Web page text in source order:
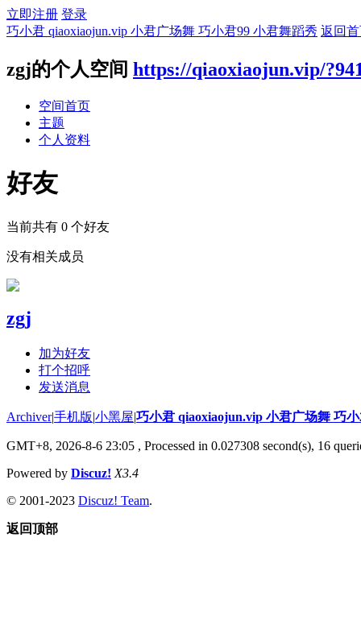
立即注册 登录
巧小君 qiaoxiaojun.vip 小君广场舞 巧小君99 小君舞蹈秀 返回
zgj的个人空间 https://qiaoxiaojun.vip/
空间首页
主题
个人资料
好友
当前共有 0 个好友
没有相关成员
zgj
加为好友
打个招呼
发送消息
Archiver|手机版|小黑屋|巧小君 qiaoxiaojun.vip 小君广场舞 巧
GMT+8, 2026-8-6 23:05 , Processed in 0.027308 second(s), 16
Powered by Discuz! X3.4
© 2001-2023 Discuz! Team.
返回顶部